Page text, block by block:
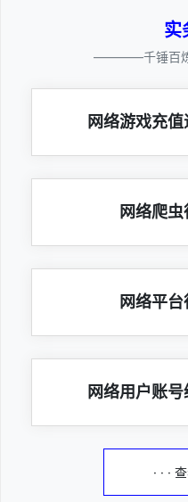
实
————千锤百
网络游戏充
网络爬
网络平
网络用户账
· · ·